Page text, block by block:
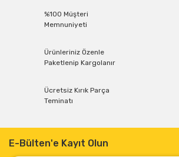
%100 Müşteri
Memnuniyeti
Ürünleriniz Özenle
Paketlenip Kargolanır
Ücretsiz Kırık Parça
Teminatı
E-Bülten'e Kayıt Olun